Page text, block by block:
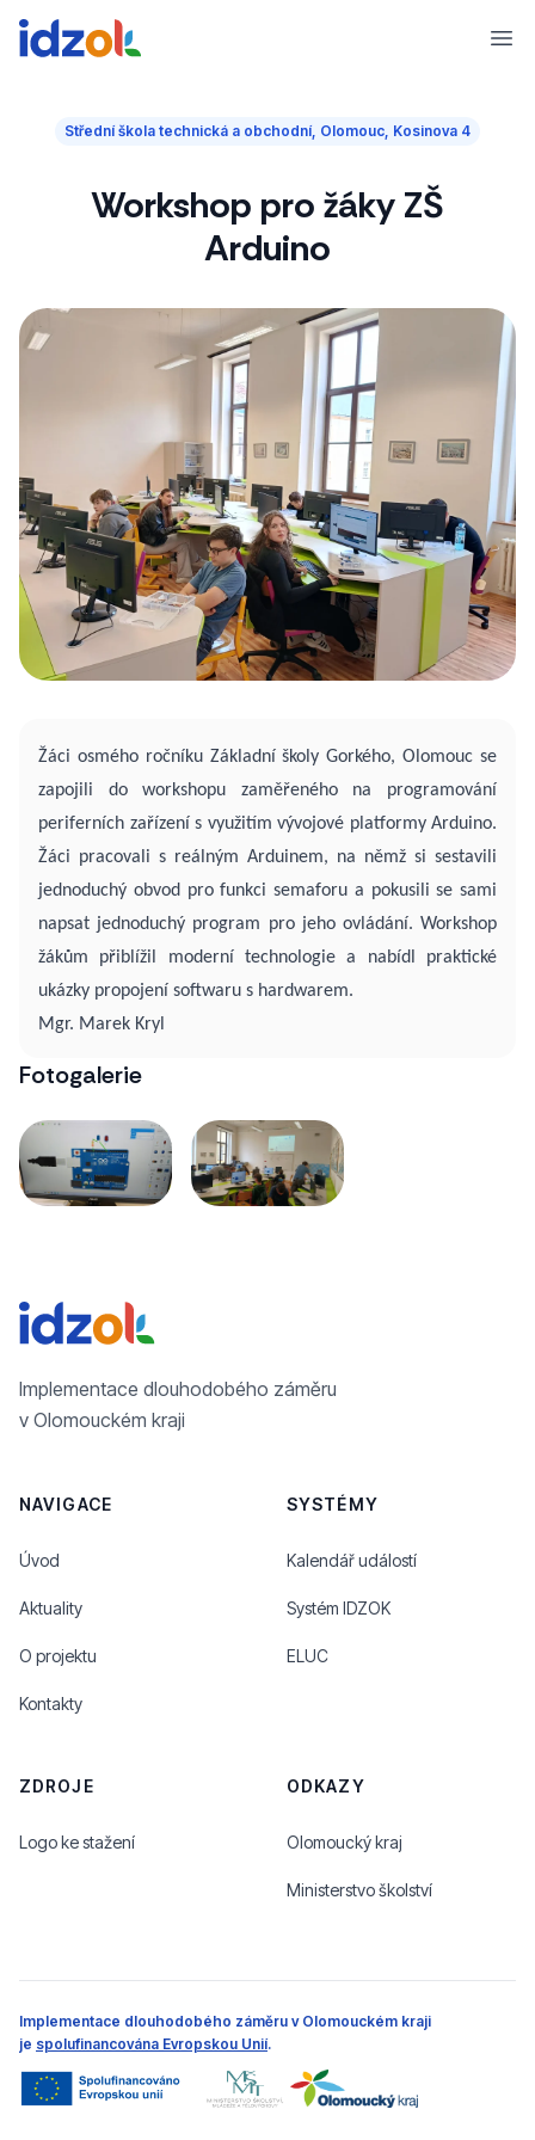
Střední škola technická a obchodní, Olomouc, Kosinova 4
Workshop pro žáky ZŠ
Arduino
Žáci osmého ročníku Základní školy Gorkého, Olomouc se
zapojili do workshopu zaměřeného na programování
periferních zařízení s využitím vývojové platformy Arduino.
Žáci pracovali s reálným Arduinem, na němž si sestavili
jednoduchý obvod pro funkci semaforu a pokusili se sami
napsat jednoduchý program pro jeho ovládání. Workshop
žákům přiblížil moderní technologie a nabídl praktické
ukázky propojení softwaru s hardwarem.
Mgr. Marek Kryl
Fotogalerie
Implementace dlouhodobého záměru
v Olomouckém kraji
NAVIGACE
Úvod
Aktuality
O projektu
Kontakty
SYSTÉMY
Kalendář událostí
Systém IDZOK
ELUC
ZDROJE
Logo ke stažení
ODKAZY
Olomoucký kraj
Ministerstvo školství
Implementace dlouhodobého záměru v Olomouckém kraji
je spolufinancována Evropskou Unií.